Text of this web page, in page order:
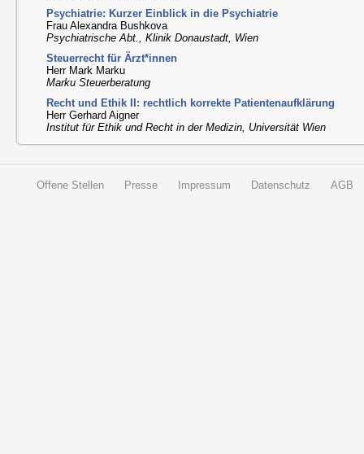
Psychiatrie: Kurzer Einblick in die Psychiatrie
Frau Alexandra Bushkova
Psychiatrische Abt., Klinik Donaustadt, Wien
Steuerrecht für Ärzt*innen
Herr Mark Marku
Marku Steuerberatung
Recht und Ethik II: rechtlich korrekte Patientenaufklärung
Herr Gerhard Aigner
Institut für Ethik und Recht in der Medizin, Universität Wien
Offene Stellen Presse Impressum Datenschutz AGB